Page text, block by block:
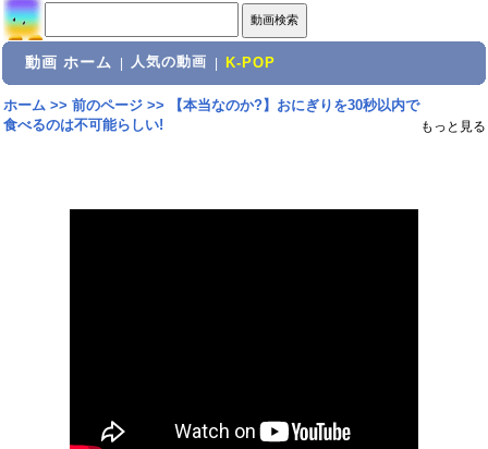
動画 ホーム 人気の動画 K-POP
ホーム>> 前のページ>>
【本当なのか?】おにぎりを30秒以内で
食べるのは不可能らしい!
もっと見る